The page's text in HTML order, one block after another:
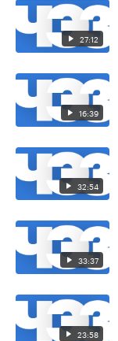
27:12
16:39
32:54
33:37
23:58